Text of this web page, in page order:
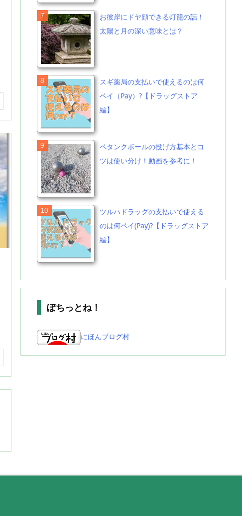
お彼岸にドヤ顔できる灯籠の話！
太陽と月の深い意味とは？
スギ薬局の支払いで使えるのは何
ペイ（Pay）?【ドラッグストア
編】
ペタンクボールの投げ方基本とコ
ツは使い分け！動画を参考に！
ツルハドラッグの支払いで使える
のは何ペイ(Pay)?【ドラッグストア
編】
ぽちっとね！
にほんブログ村